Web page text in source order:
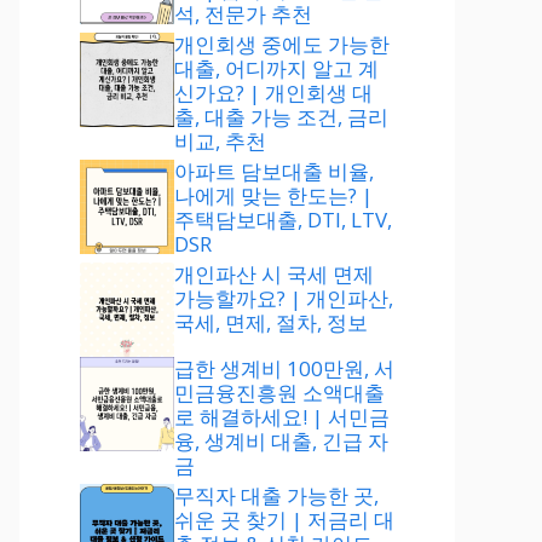
석, 전문가 추천
개인회생 중에도 가능한
대출, 어디까지 알고 계
신가요? | 개인회생 대
출, 대출 가능 조건, 금리
비교, 추천
아파트 담보대출 비율,
나에게 맞는 한도는? |
주택담보대출, DTI, LTV,
DSR
개인파산 시 국세 면제
가능할까요? | 개인파산,
국세, 면제, 절차, 정보
급한 생계비 100만원, 서
민금융진흥원 소액대출
로 해결하세요! | 서민금
융, 생계비 대출, 긴급 자
금
무직자 대출 가능한 곳,
쉬운 곳 찾기 | 저금리 대